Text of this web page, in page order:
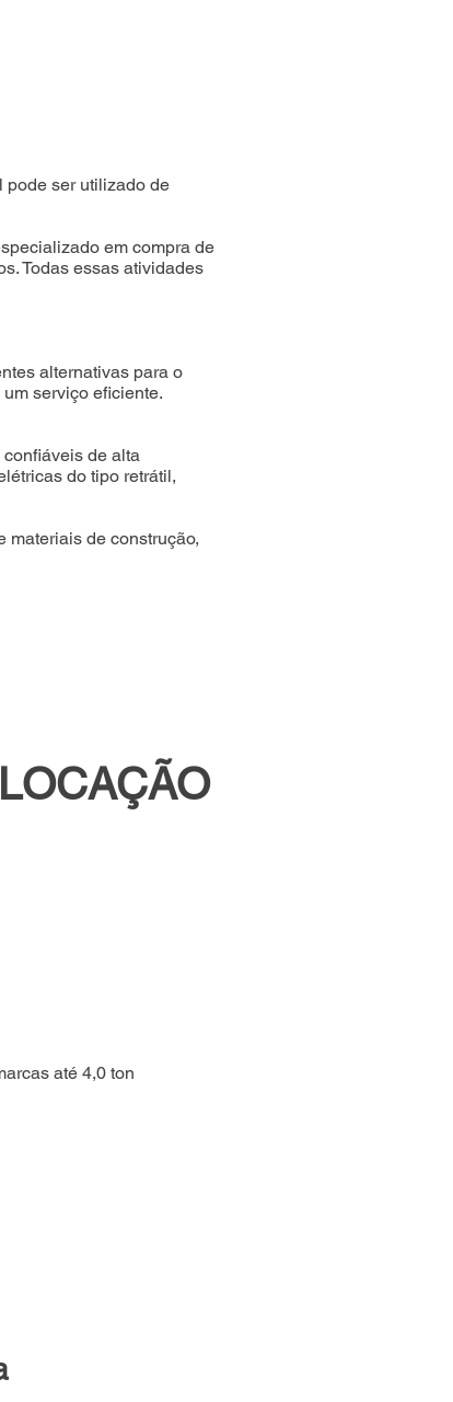
pode ser utilizado de
em compra de
Todas essas atividades
alternativas para o
serviço eficiente.
confiáveis de alta
do tipo retrátil,
materiais de construção,
até 4,0 ton